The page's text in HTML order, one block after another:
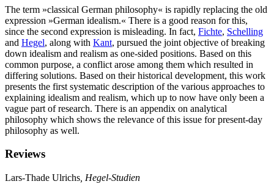
The term »classical German philosophy« is rapidly replacing the old
expression »German idealism.« There is a good reason for this,
since the second expression is misleading. In fact, Fichte, Schelling
and Hegel, along with Kant, pursued the joint objective of breaking
down idealism and realism as one-sided positions. Based on this
common purpose, a conflict arose among them which resulted in
differing solutions. Based on their historical development, this work
presents the first systematic description of the various approaches to
explaining idealism and realism, which up to now have only been a
vague part of research. There is an appendix on analytical
philosophy which shows the relevance of this issue for present-day
philosophy as well.
Reviews
Lars-Thade Ulrichs , Hegel-Studien